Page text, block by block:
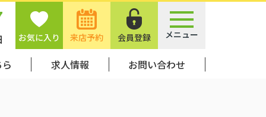
お気に入り 来店予約 会員登録 メニュー
求人情報 お問い合わせ